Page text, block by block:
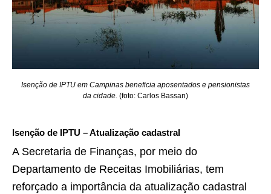
Isenção de IPTU em Campinas beneficia aposentados e pensionistas
da cidade. (foto: Carlos Bassan)
Isenção de IPTU – Atualização cadastral
A Secretaria de Finanças, por meio do
Departamento de Receitas Imobiliárias, tem
reforçado a importância da atualização cadastral